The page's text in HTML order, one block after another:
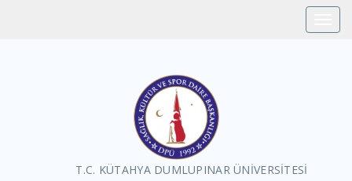
T.C. KÜTAHYA DUMLUPINAR ÜNİVERSİTESİ